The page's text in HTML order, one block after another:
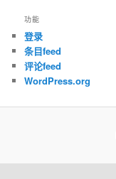
功能
登录
条目feed
评论feed
WordPress.org